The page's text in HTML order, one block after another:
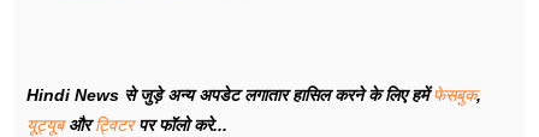
Hindi News से जुड़े अन्य अपडेट लगातार हासिल करने के लिए हमेंफेसबुक,
यूट्यूबऔरट्विटरपर फॉलो करे...